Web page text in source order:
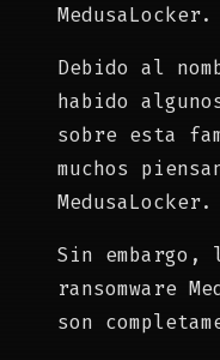
MedusaLocker.
Debido al
habido
sobre esta
muchos
MedusaLocker.
Sin embargo,
ransomware
son